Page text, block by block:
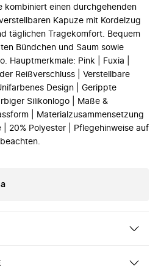
kombiniert einen durchgehenden
Kapuze mit Kordelzug
täglichen Tragekomfort. Bequem
Bündchen und Saum sowie
Hauptmerkmale: Pink | Fuxia |
Reißverschluss | Verstellbare
Design | Gerippte
Silikonlogo | Maße &
| Materialzusammensetzung
| 20% Polyester | Pflegehinweise auf